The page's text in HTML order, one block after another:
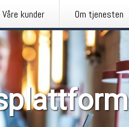
Våre kunder Om tjenesten